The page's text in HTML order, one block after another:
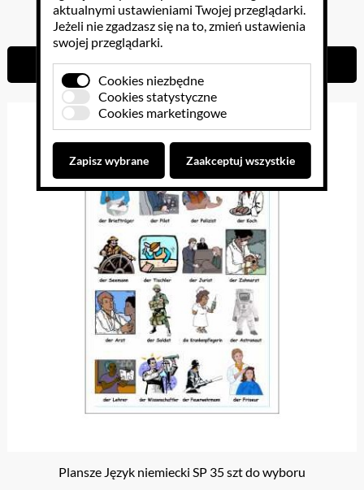
38.13 PLN
Do koszyka
Plansze Język niemiecki SP 35 szt do wyboru
aktualnymi ustawieniami Twojej przeglądarki.
Jeżeli nie zgadzasz się na to, zmień ustawienia
swojej przeglądarki.
Cookies niezbędne
Cookies statystyczne
Cookies marketingowe
Zapisz wybrane Zaakceptuj wszystkie